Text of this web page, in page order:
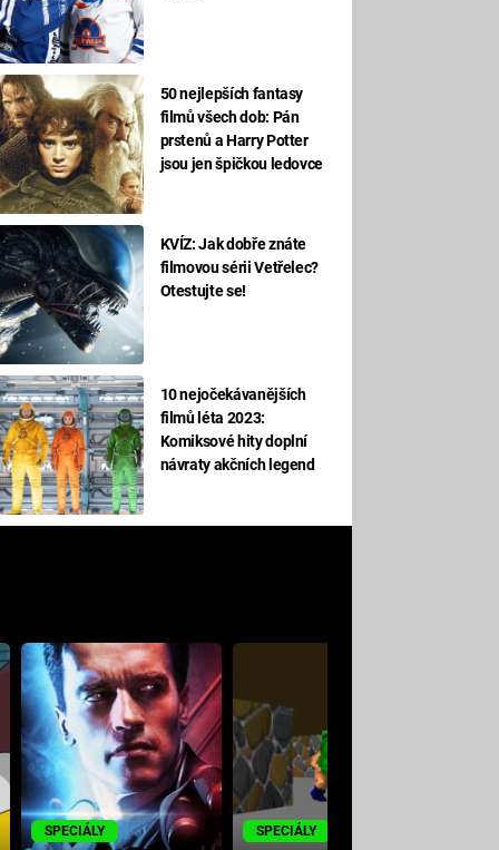
50 nejlepších fantasy
filmů všech dob: Pán
prstenů a Harry Potter
jsou jen špičkou ledovce
KVÍZ: Jak dobře znáte
filmovou sérii Vetřelec?
Otestujte se!
10 nejočekávanějších
filmů léta 2023:
Komiksové hity doplní
návraty akčních legend
SPECIÁLY SPECIÁLY